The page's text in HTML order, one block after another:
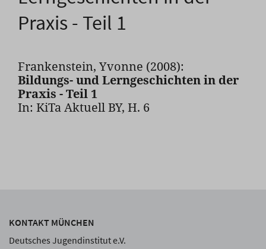
Praxis - Teil 1
Frankenstein, Yvonne (2008):
Bildungs- und Lerngeschichten in der
Praxis - Teil 1
In: KiTa Aktuell BY, H. 6
KONTAKT MÜNCHEN
Deutsches Jugendinstitut e.V.